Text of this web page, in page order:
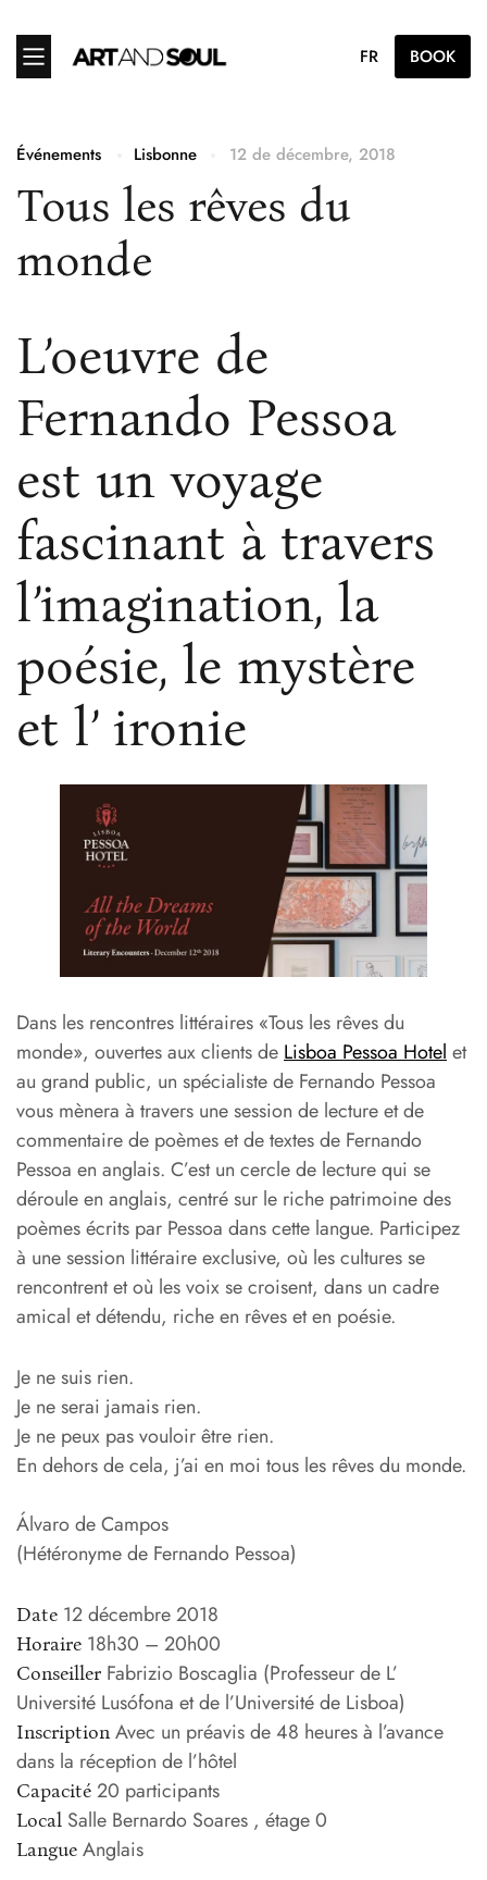
FR BOOK
Événements Lisbonne 12 de décembre, 2018
Tous les rêves du
monde
L’oeuvre de
Fernando Pessoa
est un voyage
fascinant à travers
l’imagination, la
poésie, le mystère
et l’ ironie
Dans les rencontres littéraires «Tous les rêves du
monde», ouvertes aux clients de Lisboa Pessoa Hotel et
au grand public, un spécialiste de Fernando Pessoa
vous mènera à travers une session de lecture et de
commentaire de poèmes et de textes de Fernando
Pessoa en anglais. C’est un cercle de lecture qui se
déroule en anglais, centré sur le riche patrimoine des
poèmes écrits par Pessoa dans cette langue. Participez
à une session littéraire exclusive, où les cultures se
rencontrent et où les voix se croisent, dans un cadre
amical et détendu, riche en rêves et en poésie.
Je ne suis rien.
Je ne serai jamais rien.
Je ne peux pas vouloir être rien.
En dehors de cela, j’ai en moi tous les rêves du monde.
Álvaro de Campos
(Hétéronyme de Fernando Pessoa)
Date 12 décembre 2018
Horaire 18h30 – 20h00
Conseiller Fabrizio Boscaglia (Professeur de L’
Université Lusófona et de l’Université de Lisboa)
InscriptionAvec un préavis de 48 heures à l’avance
dans la réception de l’hôtel
Capacité 20 participants
Local Salle Bernardo Soares , étage 0
Langue Anglais